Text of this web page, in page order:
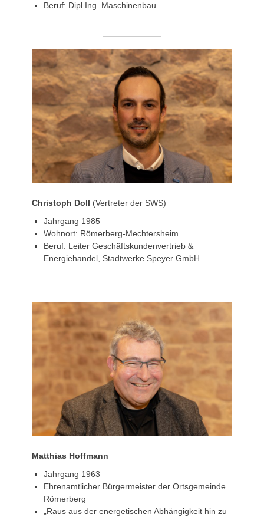
Beruf: Dipl.Ing. Maschinenbau
Christoph Doll (Vertreter der SWS)
Jahrgang 1985
Wohnort: Römerberg-Mechtersheim
Beruf: Leiter Geschäftskundenvertrieb &
Energiehandel, Stadtwerke Speyer GmbH
Matthias Hoffmann
Jahrgang 1963
Ehrenamtlicher Bürgermeister der Ortsgemeinde
Römerberg
„Raus aus der energetischen Abhängigkeit hin zu